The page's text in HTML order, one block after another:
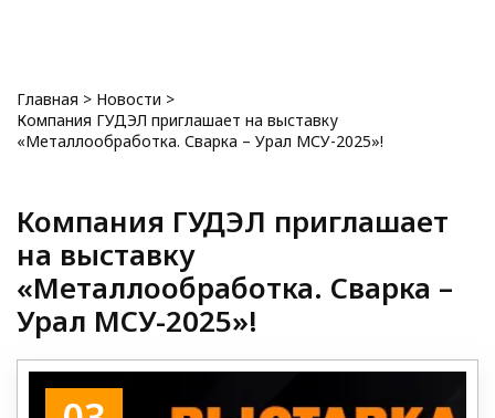
Главная > Новости >
Компания ГУДЭЛ приглашает на выставку
«Металлообработка. Сварка – Урал МСУ-2025»!
Компания ГУДЭЛ приглашает
на выставку
«Металлообработка. Сварка –
Урал МСУ-2025»!